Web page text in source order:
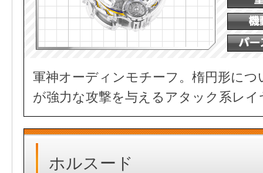
軍神オーディンモチーフ。楕円形に
が強力な攻撃を与えるアタック系レイ
ホルスード